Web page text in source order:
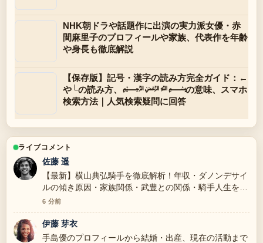
NHK朝ドラや話題作に出演の実力派女優・赤
間麻里子のプロフィールや家族、代表作を年齢
や身長も徹底解説
【保存版】記号・漢字の読み方完全ガイド：←
や└の読み方、﷽の意味、スマホ
検索方法｜人気検索疑問に回答
ライブコメント
佐藤 遥
【最新】横山典弘騎手を徹底解析！年収・ダノンデサイ
ルの傾き原因・家族関係・武豊との関係・騎手人生を一
挙解説 を追っていますが、この解説は落ち着いていて
信頼できます。
6 分前
伊藤 芽衣
手島優のプロフィールから結婚・出産、現在の活動まで